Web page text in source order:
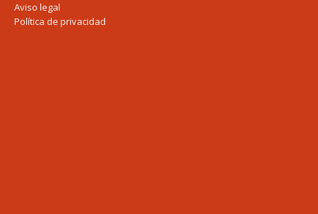
Aviso legal
Política de privacidad